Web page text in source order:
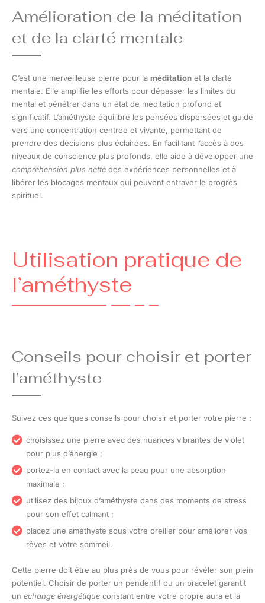
Amélioration de la méditation
et de la clarté mentale
C’est une merveilleuse pierre pour la méditation et la clarté
mentale. Elle amplifie les efforts pour dépasser les limites du
mental et pénétrer dans un état de méditation profond et
significatif. L’améthyste équilibre les pensées dispersées et guide
vers une concentration centrée et vivante, permettant de
prendre des décisions plus éclairées. En facilitant l’accès à des
niveaux de conscience plus profonds, elle aide à développer une
compréhension plus nette des expériences personnelles et à
libérer les blocages mentaux qui peuvent entraver le progrès
spirituel.
Utilisation pratique de
l’améthyste
Conseils pour choisir et porter
l’améthyste
Suivez ces quelques conseils pour choisir et porter votre pierre :
choisissez une pierre avec des nuances vibrantes de violet
pour plus d’énergie ;
portez-la en contact avec la peau pour une absorption
maximale ;
utilisez des bijoux d’améthyste dans des moments de stress
pour son effet calmant ;
placez une améthyste sous votre oreiller pour améliorer vos
rêves et votre sommeil.
Cette pierre doit être au plus près de vous pour révéler son plein
potentiel. Choisir de porter un pendentif ou un bracelet garantit
un échange énergétique constant entre votre propre aura et la